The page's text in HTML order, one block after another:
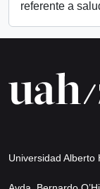
referente a
Universidad Alberto